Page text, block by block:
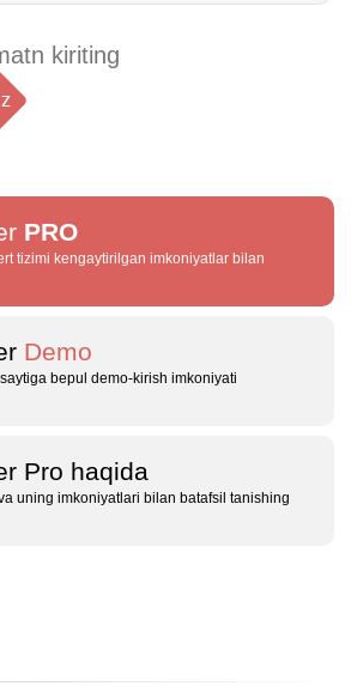
PRO
tizimi kengaytirilgan imkoniyatlar bilan
Demo
bepul demo‑kirish imkoniyati
Pro haqida
uning imkoniyatlari bilan batafsil tanishing